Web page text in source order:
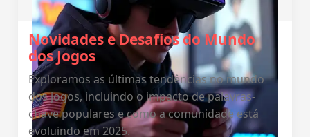
Novidades e Desafios do Mundo
dos Jogos
Exploramos as últimas tendências no mundo
dos jogos, incluindo o impacto de palavras-
chave populares e como a comunidade está
evoluindo em 2025.